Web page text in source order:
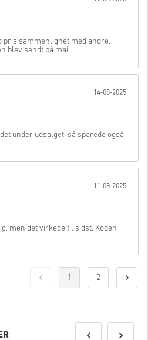
pris sammenlignet med andre,
blev sendt på mail.
14-08-2025
under udsalget, så sparede også
11-08-2025
men det virkede til sidst. Koden
1 2